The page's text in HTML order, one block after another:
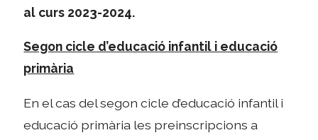
al curs 2023-2024.
Segon cicle d’educació infantil i educació
primària
En el cas del segon cicle d’educació infantil i
educació primària les preinscripcions a